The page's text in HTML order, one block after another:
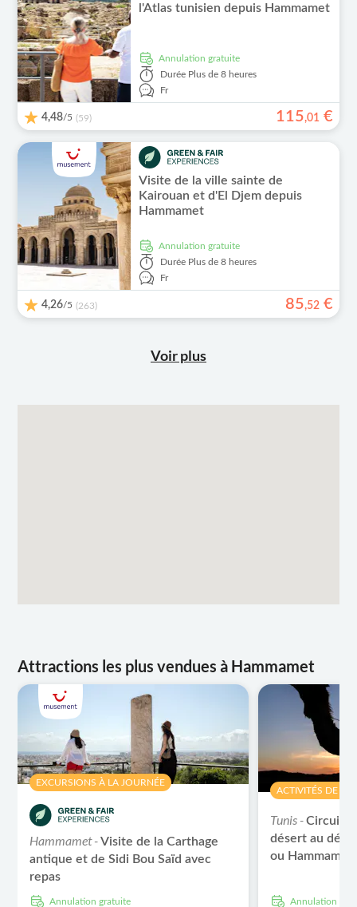
l'Atlas tunisien depuis Hammamet
Annulation gratuite
Durée Plus de 8 heures
Fr
4,48/5 (59) 115,01 €
Visite de la ville sainte de
Kairouan et d'El Djem depuis
Hammamet
Annulation gratuite
Durée Plus de 8 heures
Fr
4,26/5 (263) 85,52 €
Voir plus
Attractions les plus vendues à Hammamet
EXCURSIONS À LA JOURNÉE
Hammamet -Visite de la Carthage
antique et de Sidi Bou Saïd avec
repas
Annulation gratuite
ACTIVITÉS DE
Tunis -Circuit
désert au
ou Hammamet
Annulation